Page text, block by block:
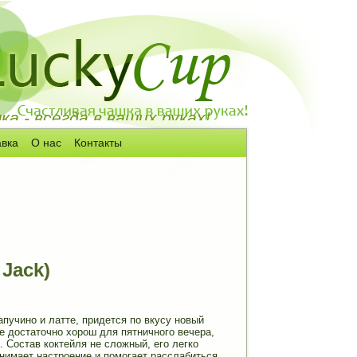
- всегда в ваших руках!
О нас Контакты
и латте, придется по вкусу новый
достаточно хорош для пятничного вечера,
коктейля не сложный, его легко